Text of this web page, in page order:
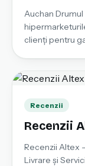
Auchan
clienți pentru
experiențe
privind
timpul de
anumitor situații. În această analiză a recenziilor
Drumul
repetă în
Recenzii
Recenzii
Recenzii Altex
Livrare și